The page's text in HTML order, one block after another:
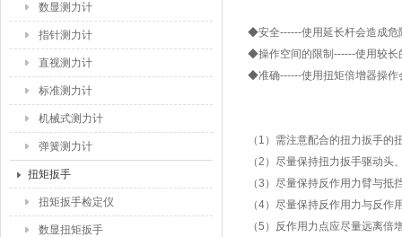
数显测力计
指针测力计
直视测力计
标准测力计
机械式测力计
弹簧测力计
扭矩扳手
扭矩扳手检定仪
数显扭矩扳手
◆安全------使用延长杆会造成危
◆操作空间的限制------使用较长
◆准确------使用扭矩倍增器操作
（1）需注意配合的扭力扳手的
（2）尽量保持扭力扳手驱动头
（3）尽量保持反作用力臂与抵
（4）尽量保持反作用力与反作
（5）反作用力点应尽量远离倍